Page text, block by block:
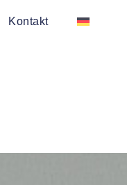
Kontakt